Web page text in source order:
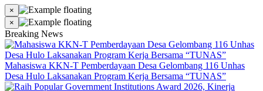
×
×
Breaking News
Mahasiswa KKN-T Pemberdayaan Desa Gelombang 116 Unhas
Desa Hulo Laksanakan Program Kerja Bersama “TUNAS”